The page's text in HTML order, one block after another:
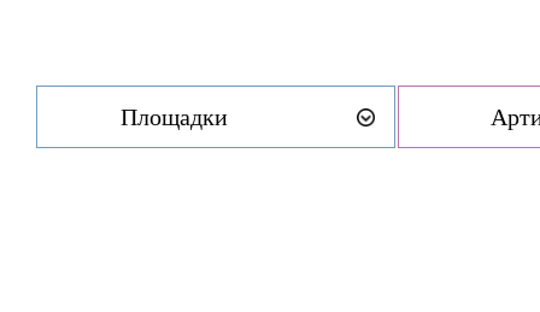
Площадки